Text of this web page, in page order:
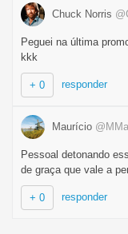
Chuck Norris
Peguei na última
kkk
+ 0 responder
Maurício
Pessoal detonando
de graça que vale a
+ 0 responder